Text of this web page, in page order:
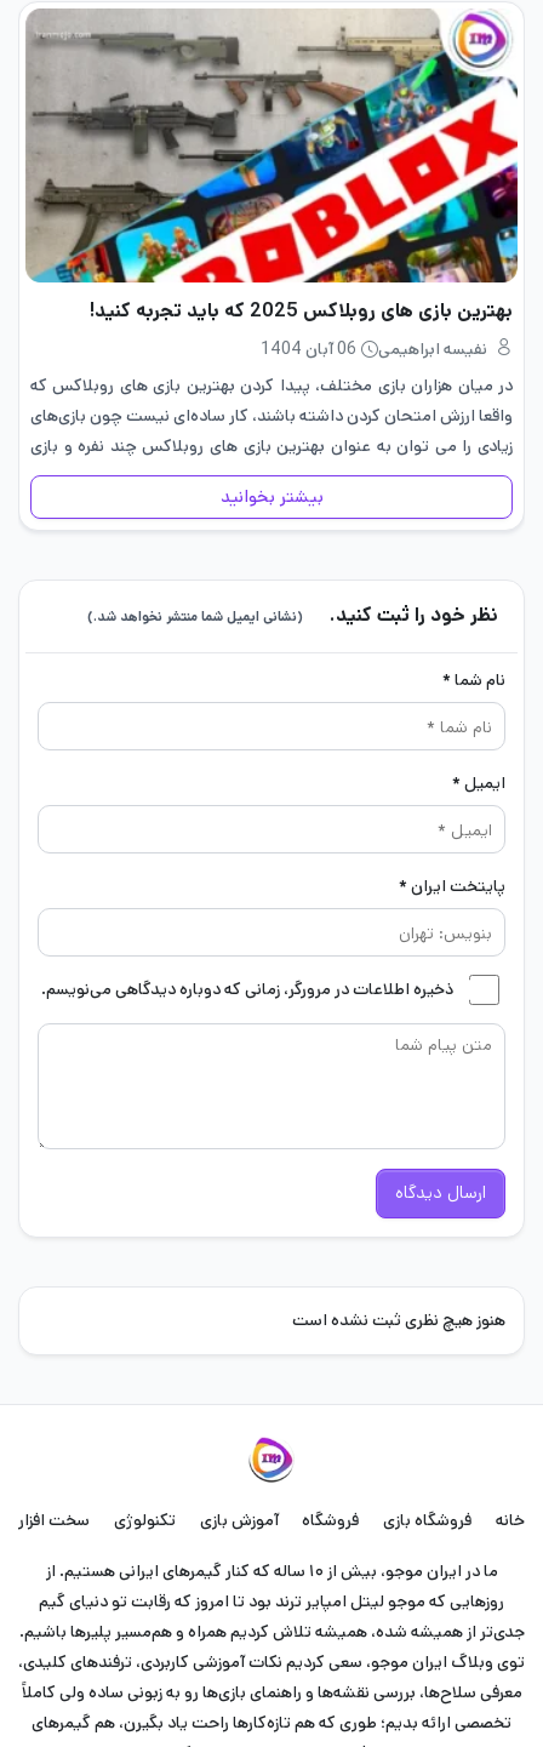
بهترین بازی های روبلاکس 2025 که باید تجربه کنید!
نفیسه ابراهیمی
06 آبان 1404
در میان هزاران بازی مختلف، پیدا کردن بهترین بازی های روبلاکس که
واقعا ارزش امتحان کردن داشته باشند، کار ساده‌ای نیست چون بازی‌های
زیادی را می ‌توان به عنوان بهترین بازی ‌های روبلاکس چند نفره و بازی
های موبایلی معرفی…
بیشتر بخوانید
نظر خود را ثبت کنید. (نشانی ایمیل شما منتشر نخواهد شد.)
نام شما *
ایمیل *
پایتخت ایران *
ذخیره اطلاعات در مرورگر، زمانی که دوباره دیدگاهی می‌نویسم.
ارسال دیدگاه
هنوز هیچ نظری ثبت نشده است
خانه فروشگاه بازی فروشگاه آموزش بازی تکنولوژی سخت افزار
ما در ایران موجو، بیش از ۱۰ ساله که کنار گیمرهای ایرانی هستیم. از
روزهایی که موجو لیتل امپایر ترند بود تا امروز که رقابت تو دنیای گیم
جدی‌تر از همیشه شده، همیشه تلاش کردیم همراه و هم‌مسیر پلیرها باشیم.
توی وبلاگ ایران موجو، سعی کردیم نکات آموزشی کاربردی، ترفندهای کلیدی،
معرفی سلاح‌ها، بررسی نقشه‌ها و راهنمای بازی‌ها رو به زبونی ساده ولی کاملاً
تخصصی ارائه بدیم؛ طوری که هم تازه‌کارها راحت یاد بگیرن، هم گیمرهای